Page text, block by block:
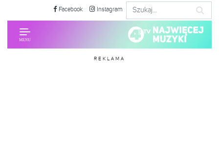
Facebook Instagram
REKLAMA